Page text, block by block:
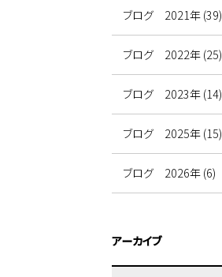
ブログ 2021年 (39)
ブログ 2022年 (25)
ブログ 2023年 (14)
ブログ 2025年 (15)
ブログ 2026年 (6)
アーカイブ